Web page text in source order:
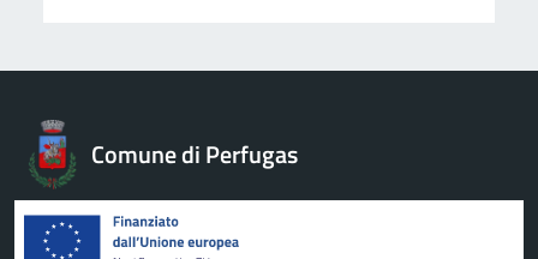
Comune di Perfugas